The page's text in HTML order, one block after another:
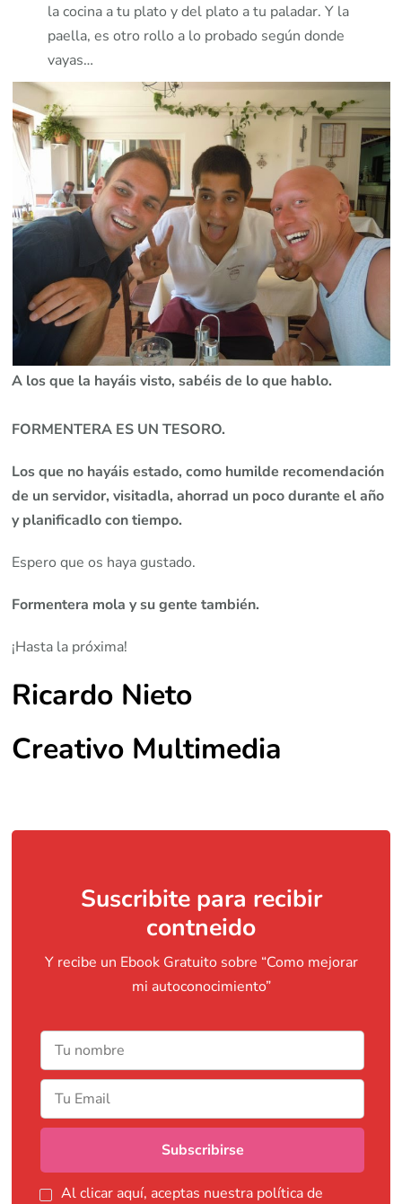
la cocina a tu plato y del plato a tu paladar. Y la
paella, es otro rollo a lo probado según donde
vayas…
A los que la hayáis visto, sabéis de lo que hablo.
FORMENTERA ES UN TESORO.
Los que no hayáis estado, como humilde recomendación
de un servidor, visitadla, ahorrad un poco durante el año
y planificadlo con tiempo.
Espero que os haya gustado.
Formentera mola y su gente también.
¡Hasta la próxima!
Ricardo Nieto
Creativo Multimedia
Suscribite para recibir
contneido
Y recibe un Ebook Gratuito sobre “Como mejorar
mi autoconocimiento”
Al clicar aquí, aceptas nuestra política de